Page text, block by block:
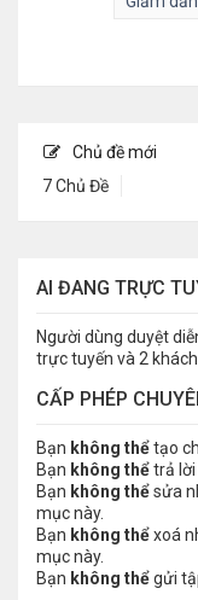
Chủ đề mới
7 Chủ Đề
AI ĐANG TRỰC
Người dùng duyệt
trực tuyến và 2 khách
CẤP PHÉP
Bạn không thểtạo
Bạn không thểtrả lời
Bạn không thểsửa
mục này.
Bạn không thểxoá
mục này.
Bạn không thểgửi